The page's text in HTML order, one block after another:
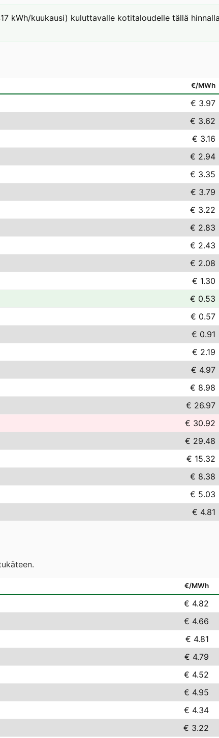
kWh/kuukausi) kuluttavalle kotitaloudelle tällä
€/MWh
€ 3.97
€ 3.62
€ 3.16
€ 2.94
€ 3.35
€ 3.79
€ 3.22
€ 2.83
€ 2.43
€ 2.08
€ 1.30
€ 0.53
€ 0.57
€ 0.91
€ 2.19
€ 4.97
€ 8.98
€ 26.97
€ 30.92
€ 29.48
€ 15.32
€ 8.38
€ 5.03
€ 4.81
€/MWh
€ 4.82
€ 4.66
€ 4.81
€ 4.79
€ 4.52
€ 4.95
€ 4.34
€ 3.22